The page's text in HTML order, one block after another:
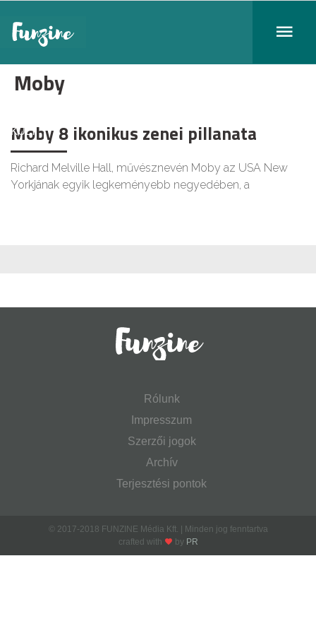
Moby
KULT
Moby 8 ikonikus zenei pillanata
Richard Melville Hall, művésznevén Moby az USA New
Yorkjának egyik legkeményebb negyedében, a
Rólunk
Impresszum
Szerzői jogok
Archív
Terjesztési pontok
© 2017-2018 FUNZINE Média Kft. | Minden jog fenntartva
crafted with
by PR